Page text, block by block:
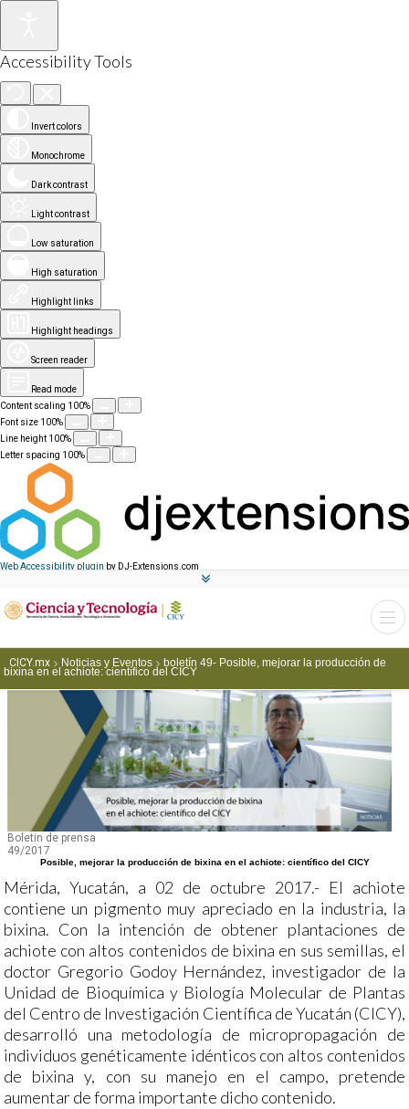
Accessibility Tools
Invert colors
Monochrome
Dark contrast
Light contrast
Low saturation
High saturation
Highlight links
Highlight headings
Screen reader
Read mode
Content scaling 100%
Font size 100%
Line height 100%
Letter spacing 100%
Web Accessibility plugin by DJ-Extensions.com
CICY.mx Noticias y Eventos boletín 49- Posible, mejorar la producción de
bixina en el achiote: científico del CICY
Boletin de prensa
49/2017
Posible, mejorar la producción de bixina en el achiote: científico del CICY
Mérida, Yucatán, a 02 de octubre 2017.- El achiote
contiene un pigmento muy apreciado en la industria, la
bixina. Con la intención de obtener plantaciones de
achiote con altos contenidos de bixina en sus semillas, el
doctor Gregorio Godoy Hernández, investigador de la
Unidad de Bioquímica y Biología Molecular de Plantas
del Centro de Investigación Científica de Yucatán (CICY),
desarrolló una metodología de micropropagación de
individuos genéticamente idénticos con altos contenidos
de bixina y, con su manejo en el campo, pretende
aumentar de forma importante dicho contenido.